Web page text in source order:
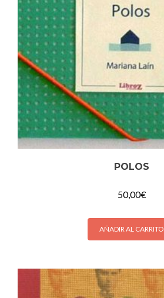
POLOS
50,00€
AÑADIR AL CARRITO